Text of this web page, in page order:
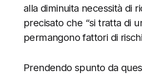
alla diminuita necessità di
precisato che “si tratta di
permangono fattori di
Prendendo spunto da